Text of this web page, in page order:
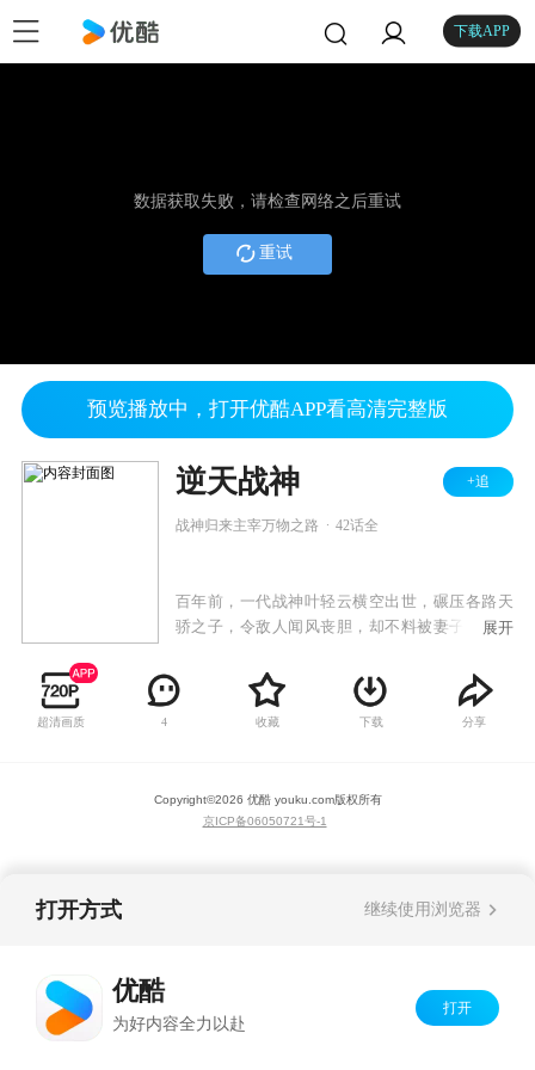
下载APP
数据获取失败，请检查网络之后重试
重试
预览播放中，打开优酷APP看高清完整版
逆天战神 +追
战神归来主宰万物之路 42话全
百年前，一代战神叶轻云横空出世，碾压各路天
骄之子，令敌人闻风丧胆，却不料被妻子洛灵，
进入黄金时代，妖孽人物疯狂涌现！叶轻云成为
了八荒大陆中小小家族叶家废物弟子！命运逆
转，逆天改命！这一世我不但要碾压天才，还要
展开
超清画质 4 收藏 下载 分享
Copyright©2026 优酷 youku.com版权所有
京ICP备06050721号-1
打开方式 继续使用浏览器
优酷
为好内容全力以赴
打开